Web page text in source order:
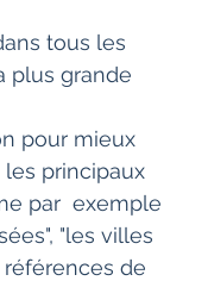
plus grande
principaux
par  exemple
"les villes
de